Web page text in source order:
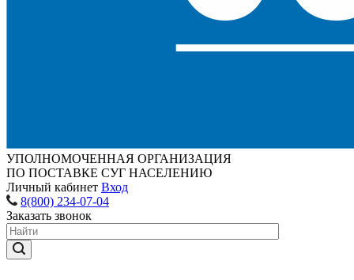
УПОЛНОМОЧЕННАЯ ОРГАНИЗАЦИЯ
ПО ПОСТАВКЕ СУГ НАСЕЛЕНИЮ
Личный кабинет Вход
8(800) 234-07-04
Заказать звонок